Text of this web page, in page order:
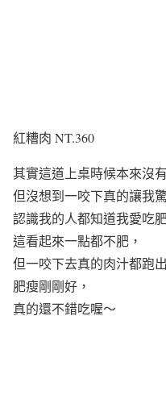
紅糟肉 NT.360
其實這道上桌時候本來沒
但沒想到一咬下真的讓我
認識我的人都知道我愛吃
這看起來一點都不肥，
但一咬下去真的肉汁都跑
肥瘦剛剛好，
真的還不錯吃喔～